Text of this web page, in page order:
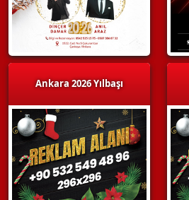
Ankara 2026 Yılbaşı